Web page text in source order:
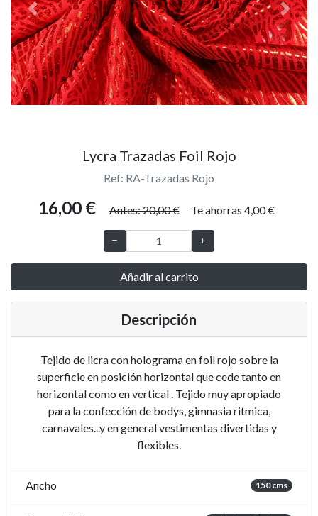
Previous Next
Lycra Trazadas Foil Rojo
Ref: RA-Trazadas Rojo
16,00 € Antes: 20,00 € Te ahorras 4,00 €
Añadir al carrito
Descripción
Tejido de licra con holograma en foil rojo sobre la
superficie en posición horizontal que cede tanto en
horizontal como en vertical . Tejido muy apropiado
para la confección de bodys, gimnasia ritmica,
carnavales...y en general vestimentas divertidas y
flexibles.
Ancho 150 cms